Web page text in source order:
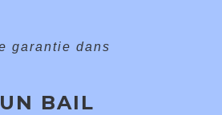
garantie dans
BAIL